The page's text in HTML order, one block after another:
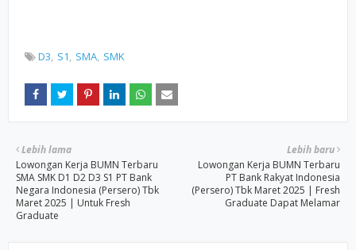
D3 S1 SMA SMK
Lebih baru
Lowongan Kerja BUMN Terbaru
PT Bank Rakyat Indonesia
(Persero) Tbk Maret 2025 | Fresh
Graduate Dapat Melamar
Lebih lama
Lowongan Kerja BUMN Terbaru
SMA SMK D1 D2 D3 S1 PT Bank
Negara Indonesia (Persero) Tbk
Maret 2025 | Untuk Fresh
Graduate